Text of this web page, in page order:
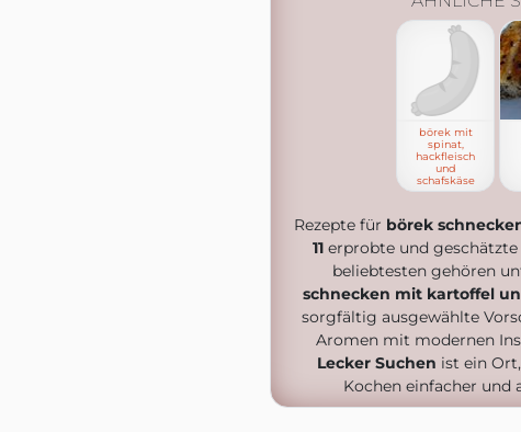
börek mit
spinat,
hackfleisch
und
schafskäse
Rezepte für börek
11 erprobte und geschätzte
beliebtesten gehören
schnecken mit kartoffel
sorgfältig ausgewählte
Aromen mit modernen
Lecker Suchen ist ein
Kochen einfacher und